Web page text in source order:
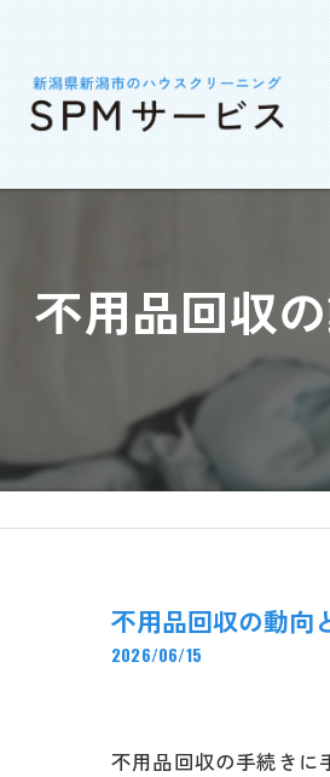
不用品回収
不用品回収の動向
2026/06/15
不用品回収の手続きに